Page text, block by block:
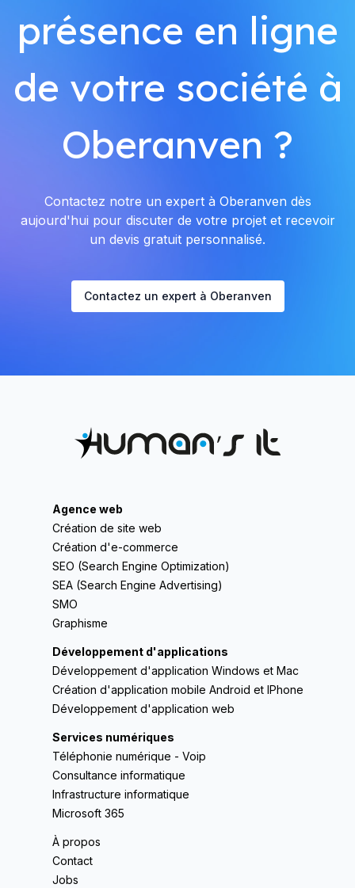
présence en ligne
de votre société à
Oberanven ?
Contactez notre un expert à Oberanven dès
aujourd'hui pour discuter de votre projet et recevoir
un devis gratuit personnalisé.
Contactez un expert à Oberanven
Agence web
Création de site web
Création d'e-commerce
SEO (Search Engine Optimization)
SEA (Search Engine Advertising)
SMO
Graphisme
Développement d'applications
Développement d'application Windows et Mac
Création d'application mobile Android et IPhone
Développement d'application web
Services numériques
Téléphonie numérique - Voip
Consultance informatique
Infrastructure informatique
Microsoft 365
À propos
Contact
Jobs